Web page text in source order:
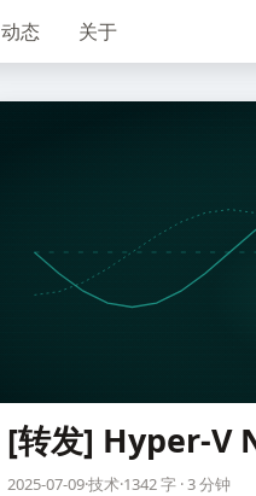
动态 关于
[转发] Hyper-V
2025-07-09·技术·1342 字 · 3 分钟